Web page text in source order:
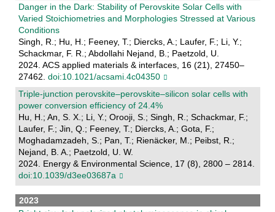
Danger in the Dark: Stability of Perovskite Solar Cells with
Varied Stoichiometries and Morphologies Stressed at Various
Conditions
Singh, R.; Hu, H.; Feeney, T.; Diercks, A.; Laufer, F.; Li, Y.;
Schackmar, F. R.; Abdollahi Nejand, B.; Paetzold, U.
2024. ACS applied materials & interfaces, 16 (21), 27450–
27462. doi:10.1021/acsami.4c04350
Triple-junction perovskite–perovskite–silicon solar cells with
power conversion efficiency of 24.4%
Hu, H.; An, S. X.; Li, Y.; Orooji, S.; Singh, R.; Schackmar, F.;
Laufer, F.; Jin, Q.; Feeney, T.; Diercks, A.; Gota, F.;
Moghadamzadeh, S.; Pan, T.; Rienäcker, M.; Peibst, R.;
Nejand, B. A.; Paetzold, U. W.
2024. Energy & Environmental Science, 17 (8), 2800 – 2814.
doi:10.1039/d3ee03687a
2023